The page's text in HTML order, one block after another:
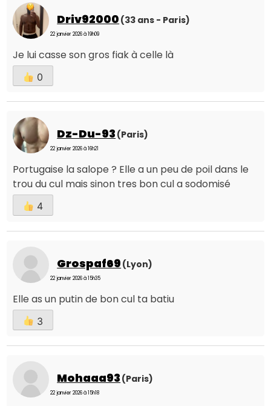
Driv92000 (33 ans - Paris)
22 janvier 2026 à 19h09
Je lui casse son gros fiak à celle là
0
Dz-Du-93 (Paris)
22 janvier 2026 à 16h21
Portugaise la salope ? Elle a un peu de poil dans le
trou du cul mais sinon tres bon cul a sodomisé
4
Grospaf69 (Lyon)
22 janvier 2026 à 15h35
Elle as un putin de bon cul ta batiu
3
Mohaaa93 (Paris)
22 janvier 2026 à 15h18